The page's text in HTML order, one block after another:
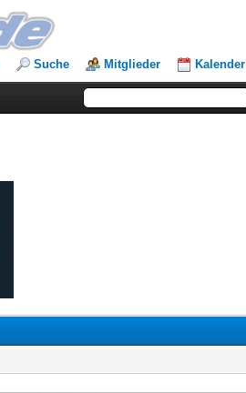
Suche Mitglieder Kalender